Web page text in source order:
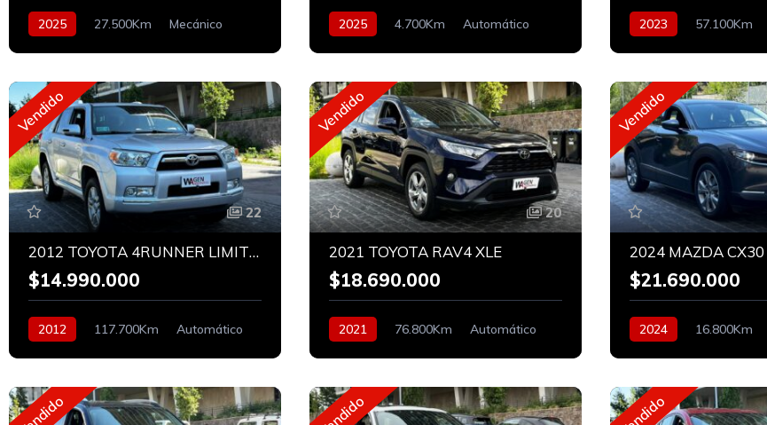
2025 27.500Km
Mecánico
2025 4.700Km
Automático
2023 57.100Km
Vendido
22
2012 TOYOTA 4RUNNER LIMITED 4X4 4.0
$14.990.000
2012 117.700Km
Automático
Vendido
20
2021 TOYOTA RAV4 XLE
$18.690.000
2021 76.800Km
Automático
Vendido
2024 MAZDA CX30
$21.690.000
2024 16.800Km